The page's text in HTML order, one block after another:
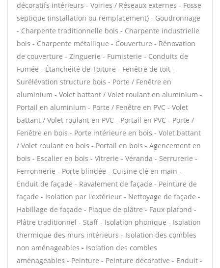
décoratifs intérieurs - Voiries / Réseaux externes - Fosse
septique (installation ou remplacement) - Goudronnage
- Charpente traditionnelle bois - Charpente industrielle
bois - Charpente métallique - Couverture - Rénovation
de couverture - Zinguerie - Fumisterie - Conduits de
Fumée - Étanchéité de Toiture - Fenêtre de toit -
Surélévation structure bois - Porte / Fenêtre en
aluminium - Volet battant / Volet roulant en aluminium -
Portail en aluminium - Porte / Fenêtre en PVC - Volet
battant / Volet roulant en PVC - Portail en PVC - Porte /
Fenêtre en bois - Porte intérieure en bois - Volet battant
/ Volet roulant en bois - Portail en bois - Agencement en
bois - Escalier en bois - Vitrerie - Véranda - Serrurerie -
Ferronnerie - Porte blindée - Cuisine clé en main -
Enduit de façade - Ravalement de façade - Peinture de
façade - Isolation par l'extérieur - Nettoyage de façade -
Habillage de façade - Plaque de plâtre - Faux plafond -
Plâtre traditionnel - Staff - Isolation phonique - Isolation
thermique des murs intérieurs - Isolation des combles
non aménageables - Isolation des combles
aménageables - Peinture - Peinture décorative - Enduit -